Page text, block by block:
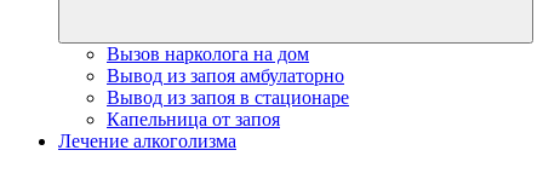
Вызов нарколога на дом
Вывод из запоя амбулаторно
Вывод из запоя в стационаре
Капельница от запоя
Лечение алкоголизма